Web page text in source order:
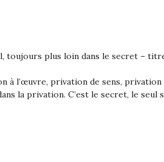
toujours plus loin dans le secret –
à l’œuvre, privation de sens,
la privation. C’est le secret, le seul